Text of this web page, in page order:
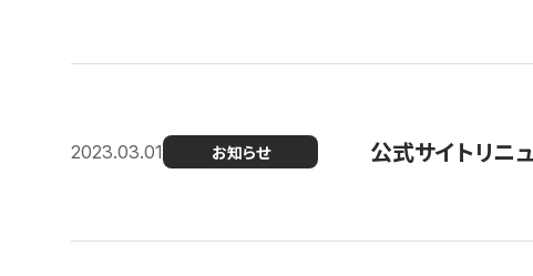
2023.03.01 お知らせ 公式サイトリニ